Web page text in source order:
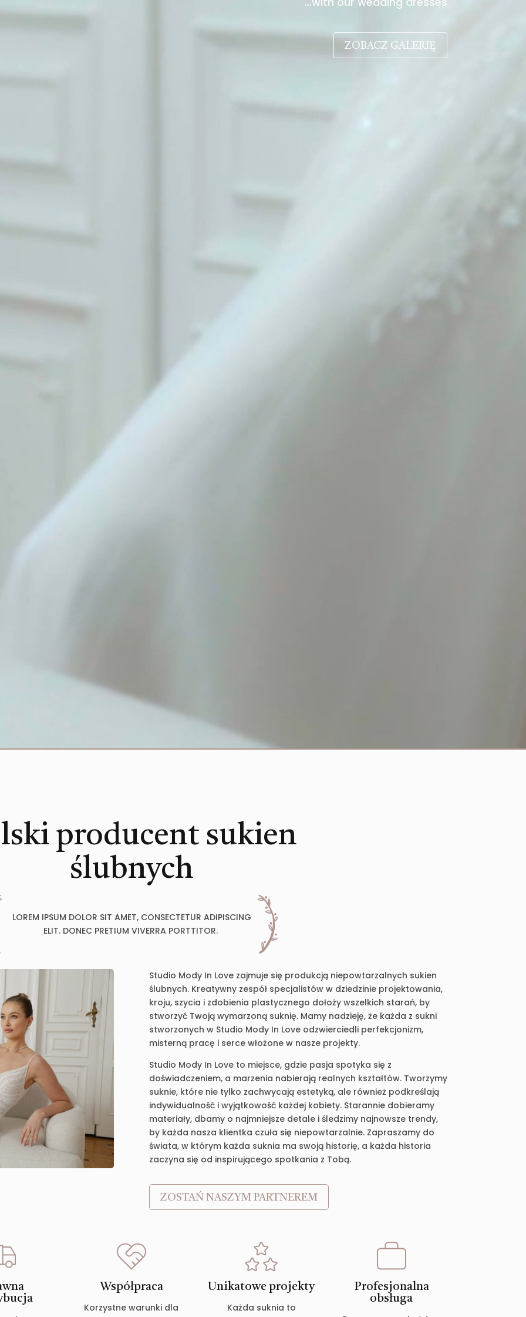
ZOBACZ GALERIĘ
producent sukien
ślubnych
LOREM IPSUM DOLOR SIT AMET, CONSECTETUR ADIPISCING
ELIT. DONEC PRETIUM VIVERRA PORTTITOR.
Studio Mody In Love zajmuje się produkcją niepowtarzalnych sukien
ślubnych. Kreatywny zespół specjalistów w dziedzinie projektowania,
kroju, szycia i zdobienia plastycznego dołoży wszelkich starań, by
stworzyć Twoją wymarzoną suknię. Mamy nadzieję, że każda z sukni
stworzonych w Studio Mody In Love odzwierciedli perfekcjonizm,
misterną pracę i serce włożone w nasze projekty.
Studio Mody In Love to miejsce, gdzie pasja spotyka się z
doświadczeniem, a marzenia nabierają realnych kształtów. Tworzymy
suknie, które nie tylko zachwycają estetyką, ale również podkreślają
indywidualność i wyjątkowość każdej kobiety. Starannie dobieramy
materiały, dbamy o najmniejsze detale i śledzimy najnowsze trendy,
by każda nasza klientka czuła się niepowtarzalnie. Zapraszamy do
świata, w którym każda suknia ma swoją historię, a każda historia
zaczyna się od inspirującego spotkania z Tobą.
ZOSTAŃ NASZYM PARTNEREM
Współpraca
Korzystne warunki dla
Unikatowe projekty
Każda suknia to
Profesjonalna
obsługa